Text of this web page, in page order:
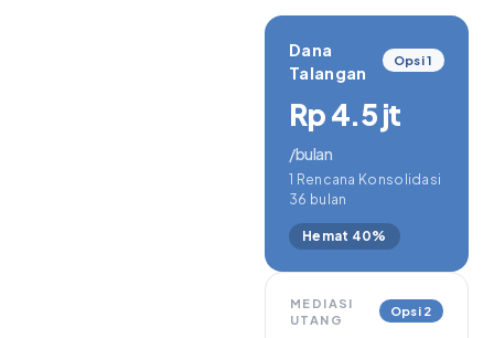
Dana
Talangan
Opsi 1
Rp 4.5 jt
/bulan
1 Rencana Konsolidasi
36 bulan
Hemat 40%
MEDIASI
UTANG
Opsi 2